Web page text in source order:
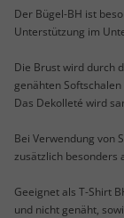
Der Bügel-BH ist
Unterstützung im
Die Brust wird durch
genähten
Das Dekolleté wird
Bei Verwendung von
zusätzlich besonders
Geeignet als T-Shirt
und nicht genäht,